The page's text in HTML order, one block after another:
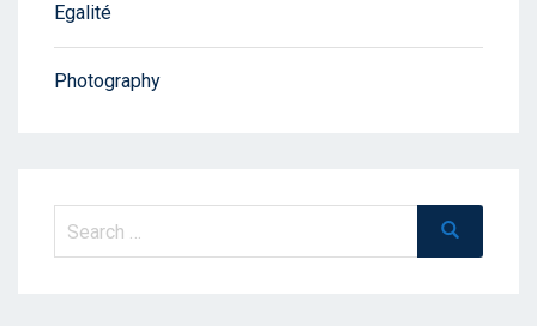
Egalité
Photography
Search
Search